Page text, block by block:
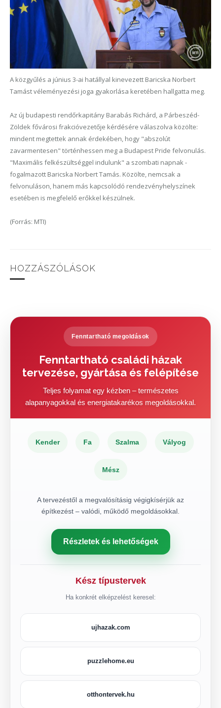
A közgyűlés a június 3-ai hatállyal kinevezett Baricska Norbert
Tamást véleményezési joga gyakorlása keretében hallgatta meg.
Az új budapesti rendőrkapitány Barabás Richárd, a Párbeszéd-
Zöldek fővárosi frakcióvezetője kérdésére válaszolva közölte:
mindent megtettek annak érdekében, hogy "abszolút
zavarmentesen" történhessen meg a Budapest Pride felvonulás.
"Maximális felkészültséggel indulunk" a szombati napnak -
fogalmazott Baricska Norbert Tamás. Közölte, nemcsak a
felvonuláson, hanem más kapcsolódó rendezvényhelyszínek
esetében is megfelelő erőkkel készülnek.
(Forrás: MTI)
HOZZÁSZÓLÁSOK
Fenntartható megoldások
Fenntartható családi házak
tervezése, gyártása és felépítése
Teljes folyamat egy kézben – természetes
alapanyagokkal és energiatakarékos megoldásokkal.
Kender Fa Szalma Vályog
Mész
A tervezéstől a megvalósításig végigkísérjük az
építkezést – valódi, működő megoldásokkal.
Részletek és lehetőségek
Kész típustervek
Ha konkrét elképzelést keresel:
ujhazak.com
puzzlehome.eu
otthontervek.hu